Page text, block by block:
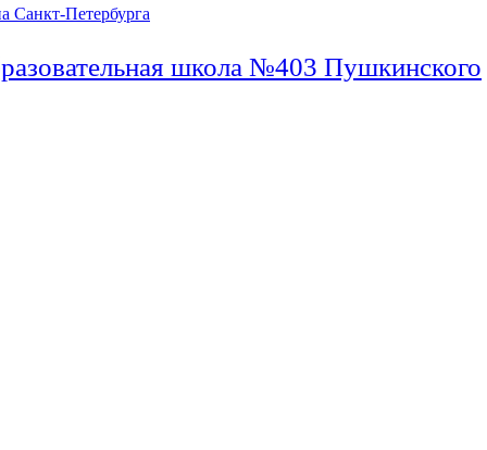
школа №403 Пушкинского